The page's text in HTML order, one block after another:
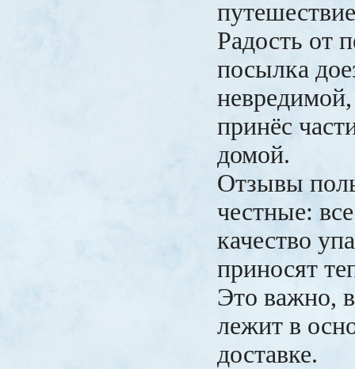
Радость от
посылка
принёс
домой.
Отзывы
честные:
качество
приносят
Это важно,
лежит в
доставке.